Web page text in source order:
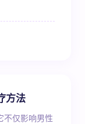
方法
不仅影响男性